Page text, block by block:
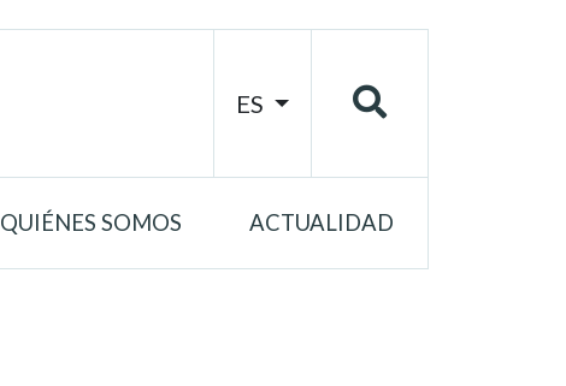
ES
QUIÉNES SOMOS ACTUALIDAD